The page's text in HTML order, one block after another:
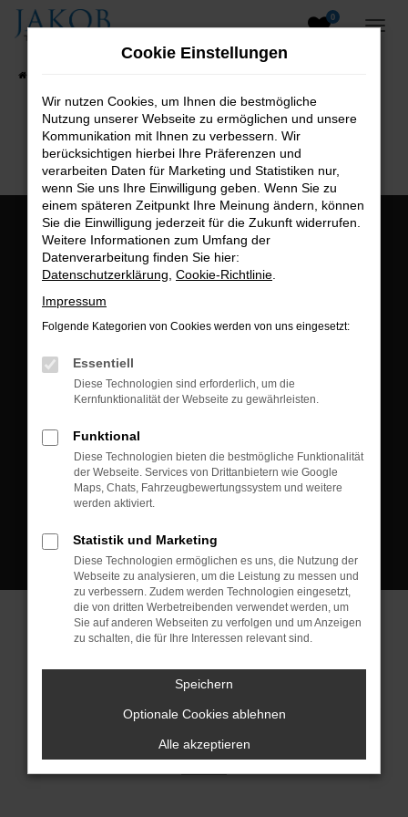
Zum
0
B2B-Shop
Öffnungszeiten:
Montag bis Freitag:
Postadresse:
Kontakt:
Tel.: +49 3745 760 90 20
Fax: +49 3745 760 90 21
Mail: fj@jakob-trading.com
Cookie Einstellungen
© 2026 Jakob Trading GmbH | Neustädter Straße 1 | DE-08223
Neustadt/Vogtland | fj@jakob-trading.com | Webdesign by audaris.de
Cookie Einstellungen
Wir nutzen Cookies, um Ihnen die bestmögliche
Nutzung unserer Webseite zu ermöglichen und unsere
Kommunikation mit Ihnen zu verbessern. Wir
berücksichtigen hierbei Ihre Präferenzen und
verarbeiten Daten für Marketing und Statistiken nur,
wenn Sie uns Ihre Einwilligung geben. Wenn Sie zu
einem späteren Zeitpunkt Ihre Meinung ändern, können
Sie die Einwilligung jederzeit für die Zukunft widerrufen.
Weitere Informationen zum Umfang der
Datenverarbeitung finden Sie hier:
Datenschutzerklärung Cookie-Richtlinie
Impressum
Folgende Kategorien von Cookies werden von uns eingesetzt:
Essentiell
Diese Technologien sind erforderlich, um die
Kernfunktionalität der Webseite zu gewährleisten.
Funktional
Diese Technologien bieten die bestmögliche Funktionalität
der Webseite. Services von Drittanbietern wie Google
Maps, Chats, Fahrzeugbewertungssystem und weitere
werden aktiviert.
Statistik und Marketing
Diese Technologien ermöglichen es uns, die Nutzung der
Webseite zu analysieren, um die Leistung zu messen und
zu verbessern. Zudem werden Technologien eingesetzt,
die von dritten Werbetreibenden verwendet werden, um
Sie auf anderen Webseiten zu verfolgen und um Anzeigen
zu schalten, die für Ihre Interessen relevant sind.
Speichern
Optionale Cookies ablehnen
Alle akzeptieren